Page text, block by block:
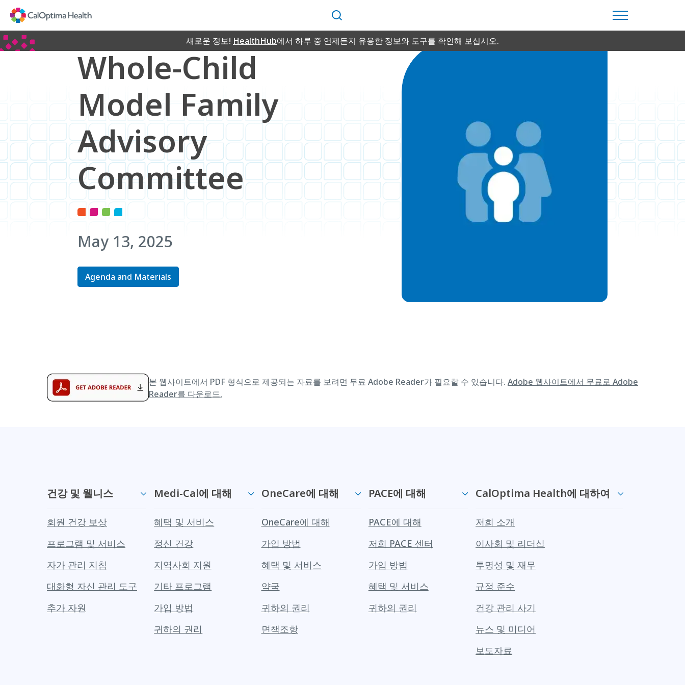
Content
검
색
새로운 정보! HealthHub에서 하루 중 언제든지 유용한 정보와 도구를 확인해 보십시오.
Whole-Child
Model Family
Advisory
Committee
May 13, 2025
Agenda and Materials
본 웹사이트에서 PDF 형식으로 제공되는 자료를 보려면 무료 Adobe Reader가 필요할 수 있습니다. Adobe 웹사이트에서 무료로 Adobe
Reader를 다운로드.
건강 및 웰니스
회원 건강 보상
프로그램 및 서비스
자가 관리 지침
대화형 자신 관리 도구
추가 자원
Medi-Cal에 대해
혜택 및 서비스
정신 건강
지역사회 지원
기타 프로그램
가입 방법
귀하의 권리
OneCare에 대해
OneCare에 대해
가입 방법
혜택 및 서비스
약국
귀하의 권리
면책조항
PACE에 대해
PACE에 대해
저희 PACE 센터
가입 방법
혜택 및 서비스
귀하의 권리
CalOptima Health에 대하여
저희 소개
이사회 및 리더십
투명성 및 재무
규정 준수
건강 관리 사기
뉴스 및 미디어
보도자료